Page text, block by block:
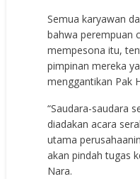
Semua karyawan
bahwa perempuan
mempesona itu,
pimpinan mereka
menggantikan Pak
“Saudara-saudara
diadakan acara
utama
akan pindah tugas
Nara.